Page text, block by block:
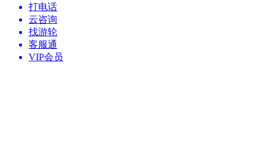
打电话
云咨询
找游轮
客服通
VIP会员